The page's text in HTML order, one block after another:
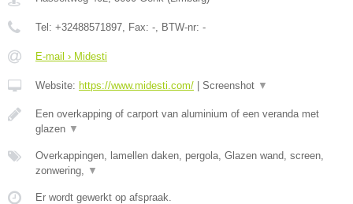
Tel: +32488571897, Fax: -, BTW-nr: -
E-mail › Midesti
Website: https://www.midesti.com/ Screenshot ▼
Een overkapping of carport van aluminium of een veranda met
glazen ▼
Overkappingen, lamellen daken, pergola, Glazen wand, screen,
zonwering, ▼
Er wordt gewerkt op afspraak.